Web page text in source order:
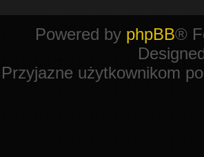
Powered by phpBB®
Przyjazne użytkownikom